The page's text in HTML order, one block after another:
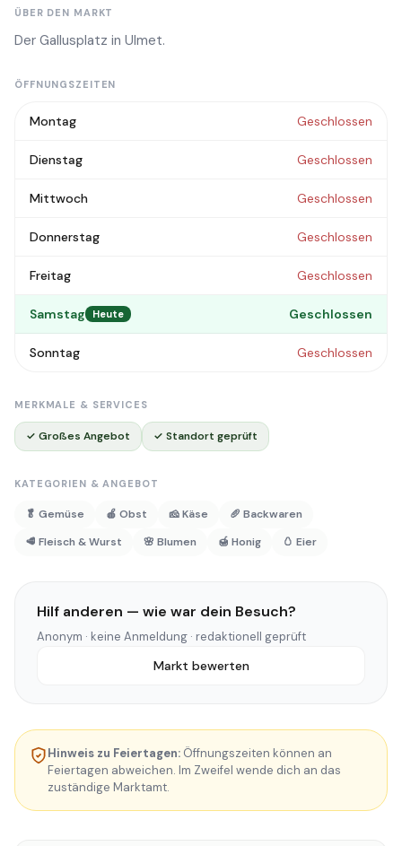
ÜBER DEN MARKT
Der Gallusplatz in Ulmet.
ÖFFNUNGSZEITEN
Montag Geschlossen
Dienstag Geschlossen
Mittwoch Geschlossen
Donnerstag Geschlossen
Freitag Geschlossen
Samstag Heute Geschlossen
Sonntag Geschlossen
MERKMALE & SERVICES
✓ Großes Angebot ✓ Standort geprüft
KATEGORIEN & ANGEBOT
🥬 Gemüse 🍎 Obst 🧀 Käse
🥖 Backwaren
🥩 Fleisch & Wurst
🌸 Blumen 🍯 Honig 🥚 Eier
Hilf anderen — wie war dein Besuch?
Anonym · keine Anmeldung · redaktionell geprüft
Markt bewerten
Hinweis zu Feiertagen: Öffnungszeiten können an
Feiertagen abweichen. Im Zweifel wende dich an das
zuständige Marktamt.